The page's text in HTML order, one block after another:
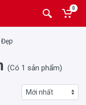
0
(Có 1 sản phẩm)